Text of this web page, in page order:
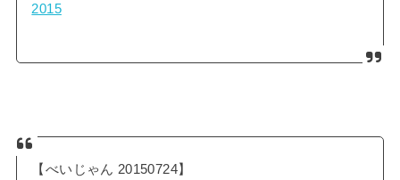
2015
【べいじゃん 20150724】